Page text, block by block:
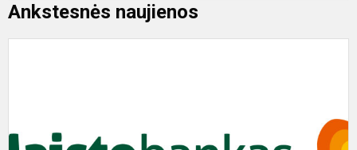
Ankstesnės naujienos